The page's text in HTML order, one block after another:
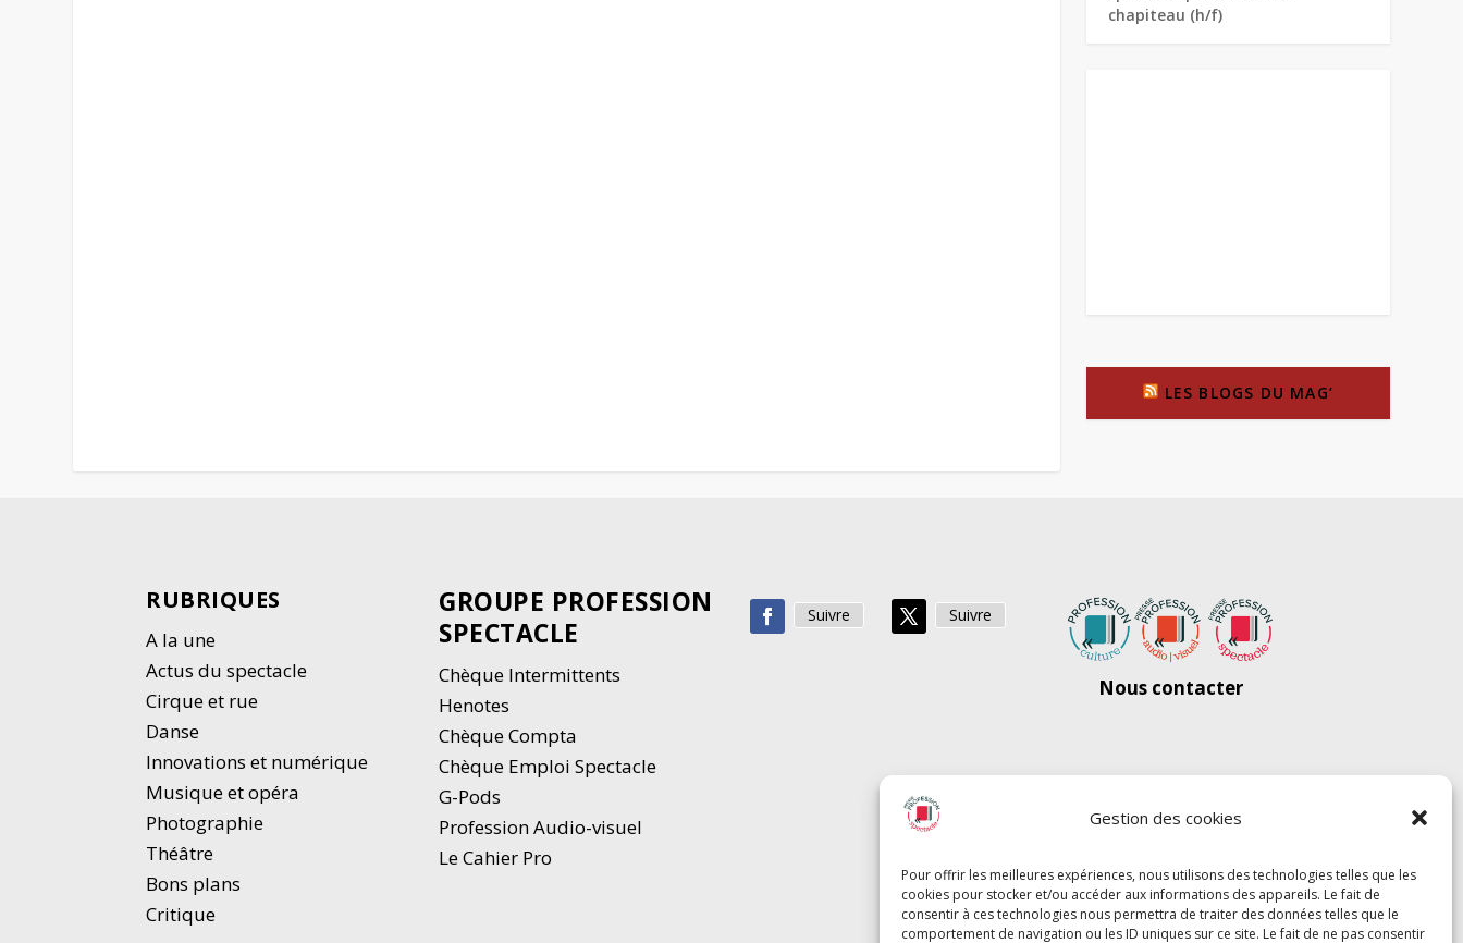
Gestion des cookies
Pour offrir les meilleures expériences, nous utilisons des technologies telles que les
cookies pour stocker et/ou accéder aux informations des appareils. Le fait de
consentir à ces technologies nous permettra de traiter des données telles que le
comportement de navigation ou les ID uniques sur ce site. Le fait de ne pas consentir
chapiteau (h/f)
LES BLOGS DU MAG’
RUBRIQUES
A la une
Actus du spectacle
Cirque et rue
Danse
Innovations et numérique
Musique et opéra
Photographie
Théâtre
Bons plans
Critique
GROUPE PROFESSION
SPECTACLE
Chèque Intermittents
Henotes
Chèque Compta
Chèque Emploi Spectacle
G-Pods
Profession Audio-visuel
Le Cahier Pro
Suivre Suivre
Nous contacter